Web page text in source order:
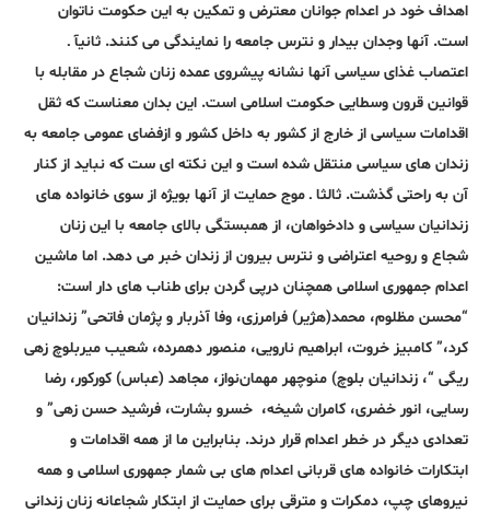
اهداف خود در اعدام جوانان معترض و تمکین به این حکومت ناتوان
است. آنها وجدان بیدار و نترس جامعه را نمایندگی می کنند. ثانیآ ـ
اعتصاب غذای سیاسی آنها نشانه پیشروی عمده زنان شجاع در مقابله با
قوانین قرون وسطایی حکومت اسلامی است. این بدان معناست که ثقل
اقدامات سیاسی از خارج از کشور به داخل کشور و ازفضای عمومی جامعه به
زندان های سیاسی منتقل شده است و این نکته ای ست که نباید از کنار
آن به راحتی گذشت. ثالثا ـ موج حمایت از آنها بویژه از سوی خانواده های
زندانیان سیاسی و دادخواهان، از همبستگی بالای جامعه با این زنان
شجاع و روحیه اعتراضی و نترس بیرون از زندان خبر می دهد. اما ماشین
اعدام جمهوری اسلامی همچنان درپی گردن برای طناب های دار است:
“محسن مظلوم، محمد(هژیر) فرامرزی، وفا آذربار و پژمان فاتحی” زندانیان
کرد،” کامبیز خروت، ابراهیم نارویی، منصور دهمرده، شعیب میربلوچ زهی
ریگی “، زندانیان بلوچ) منوچهر مهمان‌نواز، مجاهد (عباس) کورکور، رضا
رسایی، انور خضری، کامران شیخه، خسرو بشارت، فرشید حسن زهی” و
تعدادی دیگر در خطر اعدام قرار درند. بنابراین ما از همه اقدامات و
ابتکارات خانواده های قربانی اعدام های بی شمار جمهوری اسلامی و همه
نیروهای چپ، دمکرات و مترقی برای حمایت از ابتکار شجاعانه زنان زندانی